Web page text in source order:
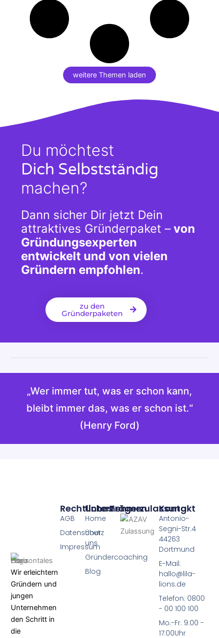
weitere Themen laden
Du möchtest
Dich Selbstständig
machen?
Dann sicher Dir jetzt Dein
attraktives Gründerpaket –von
Gründungsexperten
entwickelt und von vielen
Gründern empfohlen.
zu den
Gründerpaketen
„Wer immer tut, was er schon kann,
bleibt immer das, was er schon ist.“
(Henry Ford)
Unternehmen
Home
Über
uns
Gründercoaching
Blog
Rechtliches
AGB
Datenschutz
Impressum
Kontakt
Antonio-
Segni-Str.4
44263
Dortmund
E-Mail:
hallo@lila-
lions.de
Telefon: 0800
- 00 100 100
Mo.-Fr. 9:00 -
17:00Uhr
Trägerzulassung
Wir erleichtern
Gründern und
jungen
Unternehmen
den Schritt in
die